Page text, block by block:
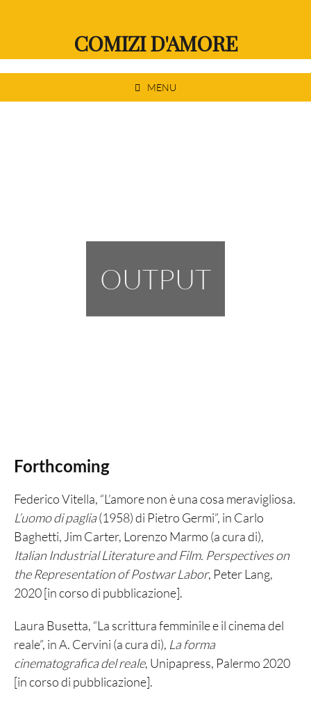
COMIZI D'AMORE
MENU
OUTPUT
Forthcoming
Federico Vitella, “L’amore non è una cosa meravigliosa.
L’uomo di paglia(1958) di Pietro Germi”, in Carlo
Baghetti, Jim Carter, Lorenzo Marmo (a cura di),
Italian Industrial Literature and Film. Perspectives on
the Representation of Postwar Labor, Peter Lang,
2020 [in corso di pubblicazione].
Laura Busetta, “La scrittura femminile e il cinema del
reale”, in A. Cervini (a cura di), La forma
cinematografica del reale, Unipapress, Palermo 2020
[in corso di pubblicazione].